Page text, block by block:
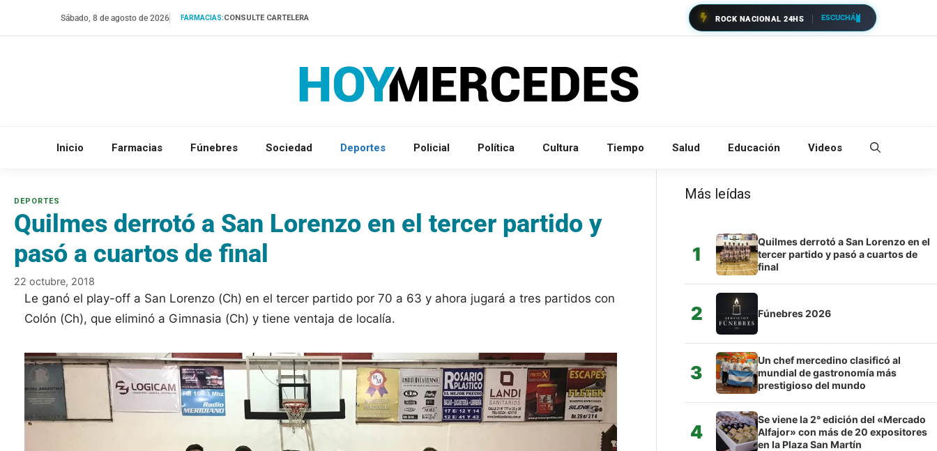
Sábado, 8 de agosto de 2026 FARMACIAS:CONSULTE CARTELERA ROCK NACIONAL 24HS ESCUCHÁ
Inicio Farmacias Fúnebres Sociedad Deportes Policial Política Cultura Tiempo Salud Educación Videos
Quilmes derrotó a San Lorenzo en el tercer partido y
pasó a cuartos de final
22 octubre, 2018
Le ganó el play-off a San Lorenzo (Ch) en el tercer partido por 70 a 63 y ahora jugará a tres partidos con
Colón (Ch), que eliminó a Gimnasia (Ch) y tiene ventaja de localía.
Más leídas
1
Quilmes derrotó a San Lorenzo en el
tercer partido y pasó a cuartos de
final
2 Fúnebres 2026
3
Un chef mercedino clasificó al
mundial de gastronomía más
prestigioso del mundo
4
Se viene la 2° edición del «Mercado
Alfajor» con más de 20 expositores
en la Plaza San Martín